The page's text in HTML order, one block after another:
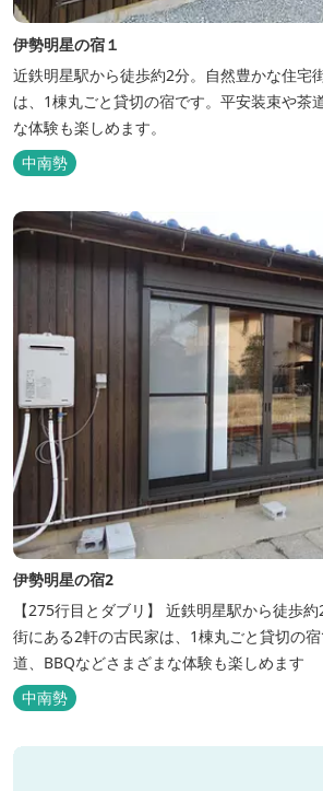
伊勢明星の宿１
近鉄明星駅から徒歩約2分。自然豊かな住宅
は、1棟丸ごと貸切の宿です。平安装束や茶
な体験も楽しめます。
中南勢
伊勢明星の宿2
【275行目とダブリ】 近鉄明星駅から徒歩
街にある2軒の古民家は、1棟丸ごと貸切の
道、BBQなどさまざまな体験も楽しめます
中南勢